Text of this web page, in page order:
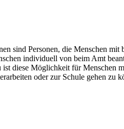
sind Personen, die Menschen
individuell von beim Amt
diese Möglichkeit für Menschen
oder zur Schule gehen zu